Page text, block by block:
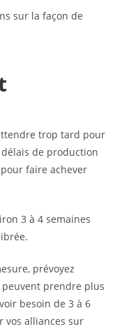
sur la façon de
trop tard pour
de production
faire achever
3 à 4 semaines
prévoyez
prendre plus
besoin de 3 à 6
vos alliances sur